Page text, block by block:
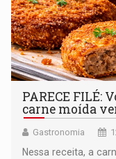
PARECE FILÉ:
carne moída
Gastronomia
Nessa receita, a